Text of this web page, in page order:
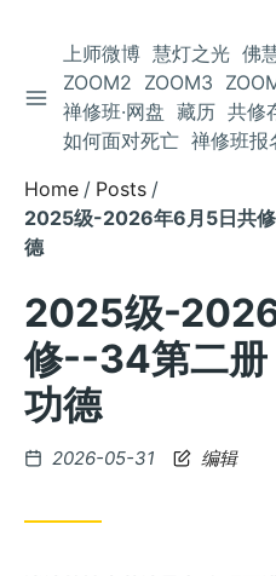
Skip
TOGGLE SIDEBAR
上师微博 慧灯之光 佛
ZOOM2 ZOOM3
禅修班·网盘 藏历 共修
如何面对死亡 禅修班报
Home
Posts
2025级-2026年6月5日共
德
2025级-
修--34第二册
功德
Posted
2026-05-31 编辑